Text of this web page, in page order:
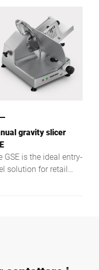
gravity slicer
GSE is the ideal entry-
solution for retail